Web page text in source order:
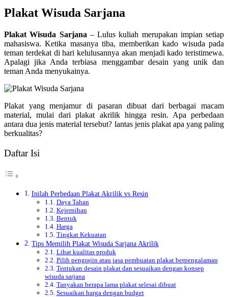
Plakat Wisuda Sarjana
Plakat Wisuda Sarjana – Lulus kuliah merupakan impian setiap
mahasiswa. Ketika masanya tiba, memberikan kado wisuda pada
teman terdekat di hari kelulusannya akan menjadi kado teristimewa.
Apalagi jika Anda terbiasa menggambar desain yang unik dan
teman Anda menyukainya.
Plakat yang menjamur di pasaran dibuat dari berbagai macam
material, mulai dari plakat akrilik hingga resin. Apa perbedaan
antara dua jenis material tersebut? lantas jenis plakat apa yang paling
berkualitas?
Daftar Isi
Inilah Perbedaan Plakat Akrilik vs Resin
Daya Tahan
Kejernihan
Bentuk
Harga
Tingkat Kekuatan
Tips Memilih Plakat Wisuda Sarjana Akrilik
Lihat kualitas produk
Pilih pengrajin atau jasa pembuatan plakat berpengalaman
Tentukan desain plakat dan sesuaikan dengan konsep
wisuda sarjana
Tanyakan berapa lama plakat selesai dibuat
Sesuaikan harga dengan budget